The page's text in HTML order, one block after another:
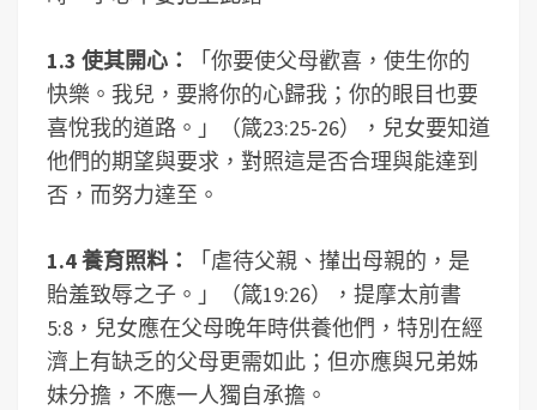
1.3 使其開心：
「你要使父母歡喜，使生你的
快樂。我兒，要將你的心歸我；你的眼目也要
喜悅我的道路。」（箴23:25-26），兒女要知道
他們的期望與要求，對照這是否合理與能達到
否，而努力達至。
1.4養育照料：
「虐待父親、攆出母親的，是
貽羞致辱之子。」（箴19:26），提摩太前書
5:8，兒女應在父母晚年時供養他們，特別在經
濟上有缺乏的父母更需如此；但亦應與兄弟姊
妹分擔，不應一人獨自承擔。